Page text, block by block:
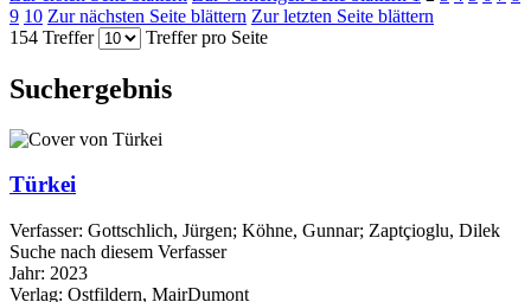
9 10 Zur nächsten Seite blättern Zur letzten Seite blättern
154 Treffer
Treffer pro Seite
Suchergebnis
Türkei
Verfasser: Gottschlich, Jürgen; Köhne, Gunnar; Zaptçioglu, Dilek
Suche nach diesem Verfasser
Jahr: 2023
Verlag: Ostfildern, MairDumont